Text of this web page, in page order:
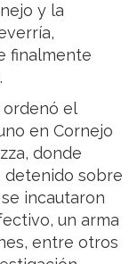
y la
finalmente
ordenó el
en Cornejo
donde
detenido sobre
incautaron
un arma
entre otros